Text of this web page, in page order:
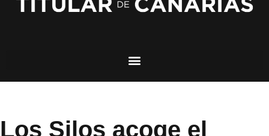
Los Silos acoge el